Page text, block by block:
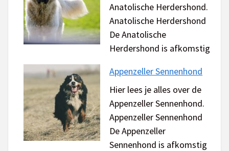
Anatolische Herdershond.
Anatolische Herdershond
De Anatolische
Herdershond is afkomstig
Appenzeller Sennenhond
Hier lees je alles over de
Appenzeller Sennenhond.
Appenzeller Sennenhond
De Appenzeller
Sennenhond is afkomstig